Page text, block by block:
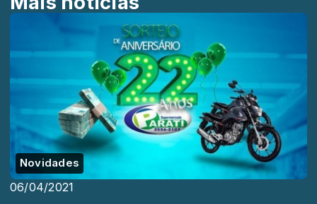
Novidades
06/04/2021